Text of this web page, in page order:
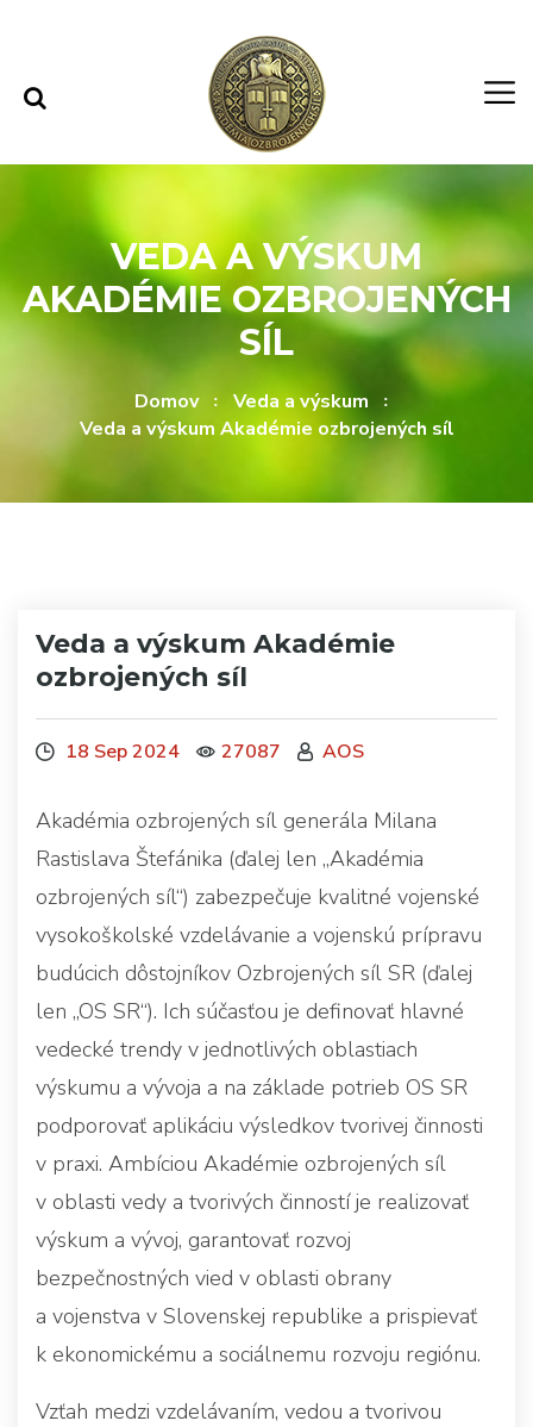
VEDA A VÝSKUM
AKADÉMIE OZBROJENÝCH
SÍL
Domov
Veda a výskum
Veda a výskum Akadémie ozbrojených síl
Veda a výskum Akadémie
ozbrojených síl
18 Sep 2024 27087 AOS
Akadémia ozbrojených síl generála Milana
Rastislava Štefánika (ďalej len „Akadémia
ozbrojených síl“) zabezpečuje kvalitné vojenské
vysokoškolské vzdelávanie a vojenskú prípravu
budúcich dôstojníkov Ozbrojených síl SR (ďalej
len „OS SR“). Ich súčasťou je definovať hlavné
vedecké trendy v jednotlivých oblastiach
výskumu a vývoja a na základe potrieb OS SR
podporovať aplikáciu výsledkov tvorivej činnosti
v praxi. Ambíciou Akadémie ozbrojených síl
v oblasti vedy a tvorivých činností je realizovať
výskum a vývoj, garantovať rozvoj
bezpečnostných vied v oblasti obrany
a vojenstva v Slovenskej republike a prispievať
k ekonomickému a sociálnemu rozvoju regiónu.
Vzťah medzi vzdelávaním, vedou a tvorivou